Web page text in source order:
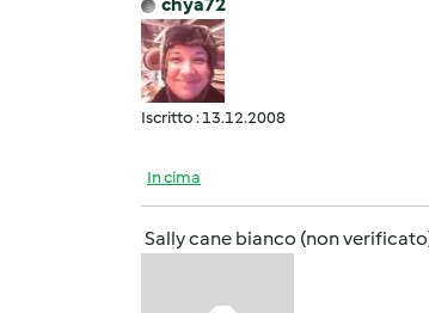
Iscritto : 13.12.2008
In cima
Sally cane bianco (non